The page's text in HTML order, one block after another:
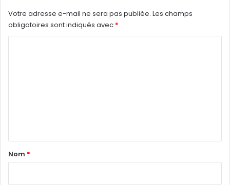
Votre adresse e-mail ne sera pas publiée. Les champs
obligatoires sont indiqués avec *
a
Nom *